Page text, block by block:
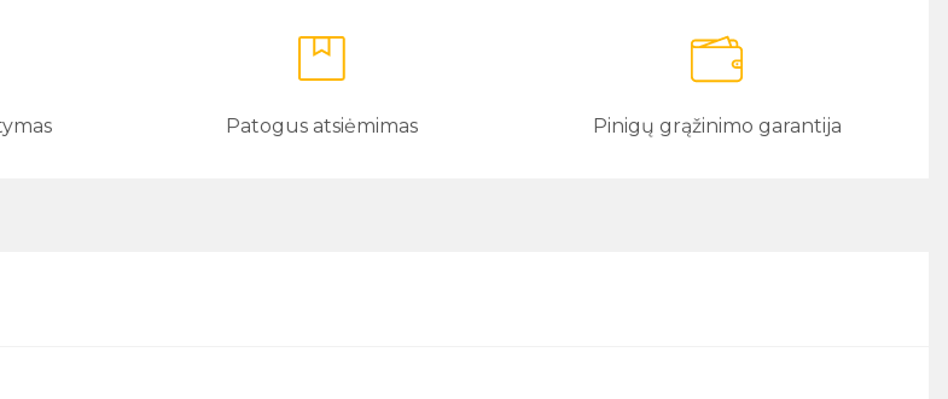
Patogus atsiėmimas Pinigų grąžinimo garantija